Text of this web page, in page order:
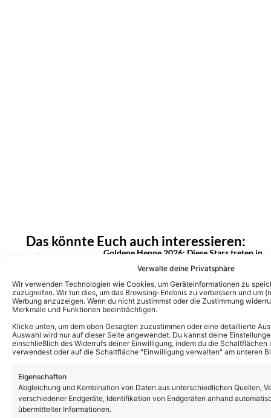
Verwalte deine Privatsphäre
Wir verwenden Technologien wie Cookies, um Geräteinformationen zu
zuzugreifen. Wir tun dies, um das Browsing-Erlebnis zu verbessern und um
Werbung anzuzeigen. Wenn du nicht zustimmst oder die Zustimmung
Merkmale und Funktionen beeinträchtigen.
Klicke unten, um dem oben Gesagten zuzustimmen oder eine detaillierte
Auswahl wird nur auf dieser Seite angewendet. Du kannst deine
einschließlich des Widerrufs deiner Einwilligung, indem du die
verwendest oder auf die Schaltfläche "Einwilligung verwalten" am unteren
Eigenschaften
Abgleichung und Kombination von Daten aus unterschiedlichen Quellen,
verschiedener Endgeräte, Identifikation von Endgeräten anhand
übermittelter Informationen.
Das könnte Euch auch interessieren:
Goldene Henne 2026: Diese Stars treten in
Florian Silbereisen moderiert auch 2026
die Goldene Henne – erstmals mit IHR an
seiner Seite!
schön war ihr gemeinsamer Auftritt bei
ihrem Tourfinale!